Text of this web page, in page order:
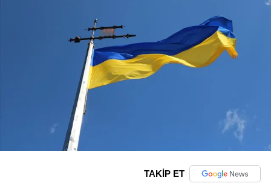
TAKİP ET